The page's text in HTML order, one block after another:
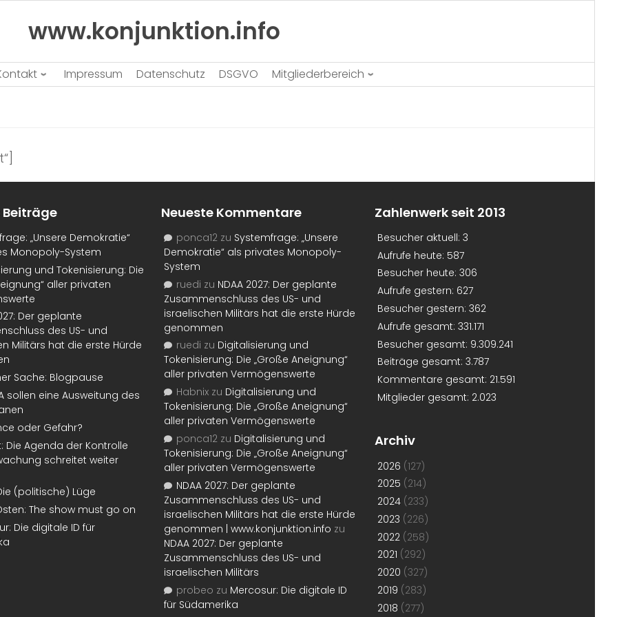
www.konjunktion.info
Impressum Datenschutz DSGVO Mitgliederbereich
Beiträge
„Unsere Demokratie“
Monopoly-System
und Tokenisierung: Die
aller privaten
Der geplante
des US- und
Militärs hat die erste Hürde
Sache: Blogpause
sollen eine Ausweitung des
oder Gefahr?
Die Agenda der Kontrolle
schreitet weiter
(politische) Lüge
The show must go on
Die digitale ID für
Neueste Kommentare
ponca12 zu Systemfrage: „Unsere
Demokratie“ als privates Monopoly-
System
ruedi zu NDAA 2027: Der geplante
Zusammenschluss des US- und
israelischen Militärs hat die erste Hürde
genommen
ruedi zu Digitalisierung und
Tokenisierung: Die „Große Aneignung“
aller privaten Vermögenswerte
Habnix zu Digitalisierung und
Tokenisierung: Die „Große Aneignung“
aller privaten Vermögenswerte
ponca12 zu Digitalisierung und
Tokenisierung: Die „Große Aneignung“
aller privaten Vermögenswerte
NDAA 2027: Der geplante
Zusammenschluss des US- und
israelischen Militärs hat die erste Hürde
genommen | www.konjunktion.info zu
NDAA 2027: Der geplante
Zusammenschluss des US- und
israelischen Militärs
probeo zu Mercosur: Die digitale ID
für Südamerika
Zahlenwerk seit 2013
Besucher aktuell: 3
Aufrufe heute: 587
Besucher heute: 306
Aufrufe gestern: 627
Besucher gestern: 362
Aufrufe gesamt: 331.171
Besucher gesamt: 9.309.241
Beiträge gesamt: 3.787
Kommentare gesamt: 21.591
Mitglieder gesamt: 2.023
Archiv
2026 (127)
2025 (214)
2024 (233)
2023 (226)
2022 (258)
2021 (292)
2020 (327)
2019 (283)
2018 (277)